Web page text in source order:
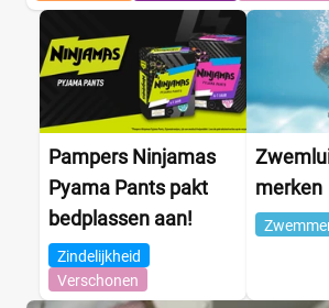
Pampers Ninjamas
Pyama Pants pakt
bedplassen aan!
Zindelijkheid
Verschonen
merken